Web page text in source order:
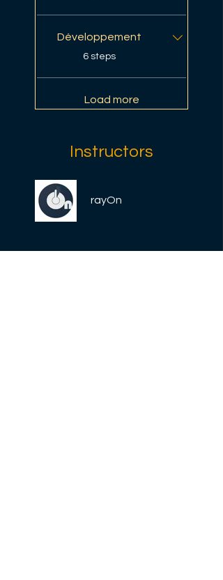
Développement
.
6 steps
Load more
Instructors
rayOn